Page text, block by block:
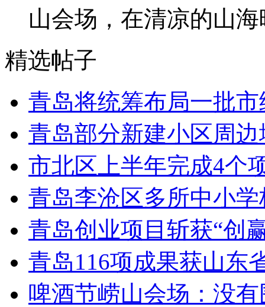
山会场，在清凉的山
精选帖子
青岛将统筹布局一批市
青岛部分新建小区周
市北区上半年完成4个
青岛李沧区多所中小
青岛创业项目斩获“创
青岛116项成果获山东
啤酒节崂山会场：没有